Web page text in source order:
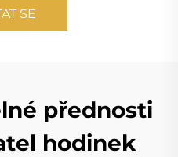
SE
přednosti
hodinek